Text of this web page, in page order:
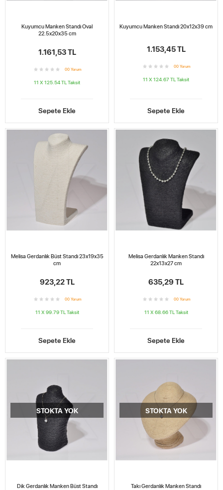
Kuyumcu Manken Standı Oval
22.5x20x35 cm
1.161,53 TL
00 Yorum
11 X 125.54 TL Taksit
Sepete Ekle
Kuyumcu Manken Standı 20x12x39 cm
1.153,45 TL
00 Yorum
11 X 124.67 TL Taksit
Sepete Ekle
Melisa Gerdanlık Büst Standı 23x19x35
cm
923,22 TL
00 Yorum
11 X 99.79 TL Taksit
Sepete Ekle
Melisa Gerdanlık Manken Standı
22x13x27 cm
635,29 TL
00 Yorum
11 X 68.66 TL Taksit
Sepete Ekle
STOKTA YOK
Dik Gerdanlık Manken Büst Standı
STOKTA YOK
Takı Gerdanlık Manken Standı